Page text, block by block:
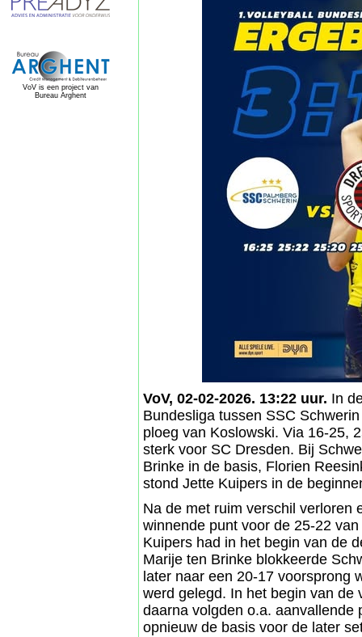
VoV is een project van
Bureau Arghent
VoV, 02-02-2026. 13:22 uur. In
Bundesliga tussen SSC
ploeg van Koslowski. Via 16-25,
sterk voor SC Dresden. Bij
Brinke in de basis, Florien
stond Jette Kuipers in de
Na de met ruim verschil verloren
winnende punt voor de 25-22
Kuipers had in het begin van de
Marije ten Brinke blokkeerde
later naar een 20-17 voorsprong
werd gelegd. In het begin van de
daarna volgden o.a. aanvallende
opnieuw de basis voor de later